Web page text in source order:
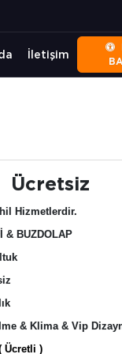
İletişim
Ücretsiz
Hizmetlerdir.
& BUZDOLAP
& Klima & Vip
Ücretli )